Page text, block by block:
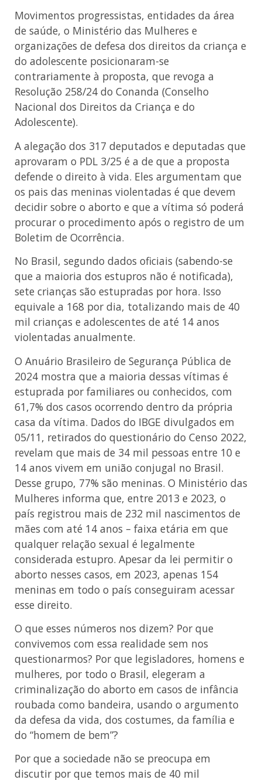
Movimentos progressistas, entidades da área
de saúde, o Ministério das Mulheres e
organizações de defesa dos direitos da criança e
do adolescente posicionaram-se
contrariamente à proposta, que revoga a
Resolução 258/24 do Conanda (Conselho
Nacional dos Direitos da Criança e do
Adolescente).
A alegação dos 317 deputados e deputadas que
aprovaram o PDL 3/25 é a de que a proposta
defende o direito à vida. Eles argumentam que
os pais das meninas violentadas é que devem
decidir sobre o aborto e que a vítima só poderá
procurar o procedimento após o registro de um
Boletim de Ocorrência.
No Brasil, segundo dados oficiais (sabendo-se
que a maioria dos estupros não é notificada),
sete crianças são estupradas por hora. Isso
equivale a 168 por dia, totalizando mais de 40
mil crianças e adolescentes de até 14 anos
violentadas anualmente.
O Anuário Brasileiro de Segurança Pública de
2024 mostra que a maioria dessas vítimas é
estuprada por familiares ou conhecidos, com
61,7% dos casos ocorrendo dentro da própria
casa da vítima. Dados do IBGE divulgados em
05/11, retirados do questionário do Censo 2022,
revelam que mais de 34 mil pessoas entre 10 e
14 anos vivem em união conjugal no Brasil.
Desse grupo, 77% são meninas. O Ministério das
Mulheres informa que, entre 2013 e 2023, o
país registrou mais de 232 mil nascimentos de
mães com até 14 anos – faixa etária em que
qualquer relação sexual é legalmente
considerada estupro. Apesar da lei permitir o
aborto nesses casos, em 2023, apenas 154
meninas em todo o país conseguiram acessar
esse direito.
O que esses números nos dizem? Por que
convivemos com essa realidade sem nos
questionarmos? Por que legisladores, homens e
mulheres, por todo o Brasil, elegeram a
criminalização do aborto em casos de infância
roubada como bandeira, usando o argumento
da defesa da vida, dos costumes, da família e
do “homem de bem”?
Por que a sociedade não se preocupa em
discutir por que temos mais de 40 mil